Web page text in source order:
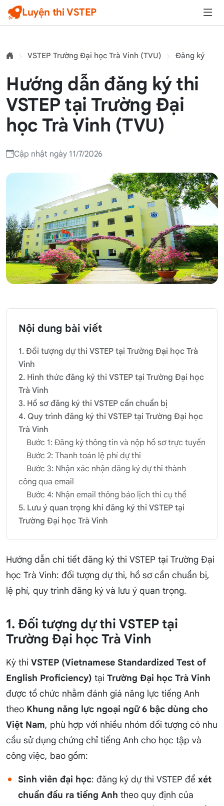
Luyện thi VSTEP
VSTEP Trường Đại học Trà Vinh (TVU) Đăng ký
Hướng dẫn đăng ký thi
VSTEP tại Trường Đại
học Trà Vinh (TVU)
Cập nhật ngày 11/7/2026
Nội dung bài viết
1. Đối tượng dự thi VSTEP tại Trường Đại học Trà
Vinh
2. Hình thức đăng ký thi VSTEP tại Trường Đại học
Trà Vinh
3. Hồ sơ đăng ký thi VSTEP cần chuẩn bị
4. Quy trình đăng ký thi VSTEP tại Trường Đại học
Trà Vinh
Bước 1: Đăng ký thông tin và nộp hồ sơ trực tuyến
Bước 2: Thanh toán lệ phí dự thi
Bước 3: Nhận xác nhận đăng ký dự thi thành
công qua email
Bước 4: Nhận email thông báo lịch thi cụ thể
5. Lưu ý quan trọng khi đăng ký thi VSTEP tại
Trường Đại học Trà Vinh
Hướng dẫn chi tiết đăng ký thi VSTEP tại Trường Đại
học Trà Vinh: đối tượng dự thi, hồ sơ cần chuẩn bị,
lệ phí, quy trình đăng ký và lưu ý quan trọng.
1. Đối tượng dự thi VSTEP tại
Trường Đại học Trà Vinh
Kỳ thi VSTEP (Vietnamese Standardized Test of
English Proficiency) tại Trường Đại học Trà Vinh
được tổ chức nhằm đánh giá năng lực tiếng Anh
theo Khung năng lực ngoại ngữ 6 bậc dùng cho
Việt Nam, phù hợp với nhiều nhóm đối tượng có nhu
cầu sử dụng chứng chỉ tiếng Anh cho học tập và
công việc, bao gồm:
Sinh viên đại học: đăng ký dự thi VSTEP để xét
chuẩn đầu ra tiếng Anh theo quy định của